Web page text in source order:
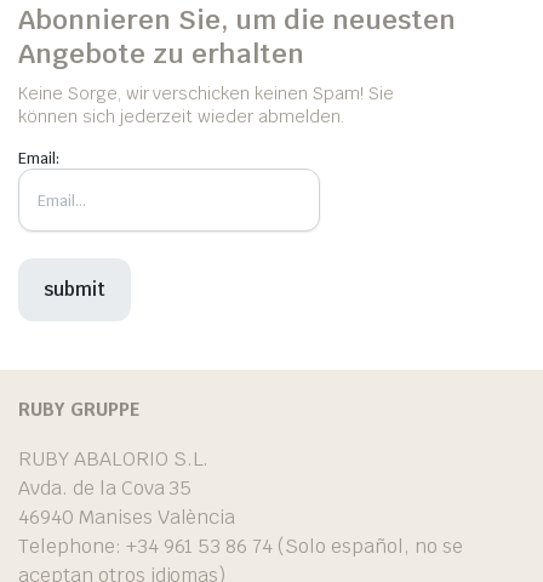
Abonnieren Sie, um die neuesten
Angebote zu erhalten
Keine Sorge, wir verschicken keinen Spam! Sie
können sich jederzeit wieder abmelden.
Email:
RUBY GRUPPE
RUBY ABALORIO S.L.
Avda. de la Cova 35
46940 Manises València
Telephone: +34 961 53 86 74 (Solo español, no se
aceptan otros idiomas)